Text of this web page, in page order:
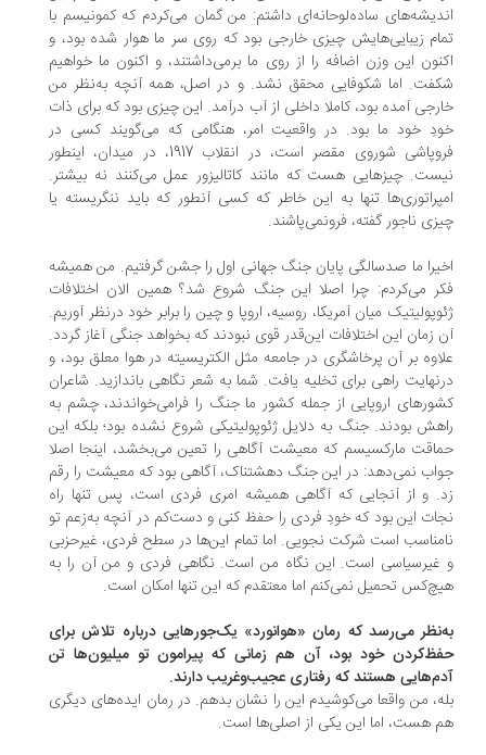
ساده‌لوحانه‌ای داشتم: من گمان می‌کردم که کمونیسم با
زیبایی‌هایش چیزی خارجی بود که روی سر ما هوار شده بود، و
این وزن اضافه را از روی ما برمی‌داشتند، و اکنون ما خواهیم
اما شکوفایی محقق نشد. و در اصل، همه آنچه به‌نظر من
آمده بود، کاملا داخلی از آب درآمد. این چیزی بود که برای ذات
خود ما بود. در واقعیت امر، هنگامی که می‌گویند کسی در
فروپاشی شوروی مقصر است، در انقلاب 1917، در میدان، اینطور
چیزهایی هست که مانند کاتالیزور عمل می‌کنند نه بیشتر.
تنها به این خاطر که کسی آنطور که باید ننگریسته یا
ناجور گفته، فرونمی‌پاشند.
ما صدسالگی پایان جنگ جهانی اول را جشن گرفتیم. من همیشه
می‌کردم: چرا اصلا این جنگ شروع شد؟ همین الان اختلافات
میان آمریکا، روسیه، اروپا و چین را برابر خود درنظر آوریم.
زمان این اختلافات این‌قدر قوی نبودند که بخواهد جنگی آغاز گردد.
بر آن پرخاشگری در جامعه مثل الکتریسیته در هوا معلق بود، و
راهی برای تخلیه یافت. شما به شعر نگاهی باندازید. شاعران
اروپایی از جمله کشور ما جنگ را فرامی‌خواندند، چشم به
بودند. جنگ به دلایل ژئوپولیتیکی شروع نشده بود؛ بلکه این
مارکسیسم که معیشت آگاهی را تعین می‌بخشد، اینجا اصلا
نمی‌دهد: در این جنگ دهشتناک، آگاهی بود که معیشت را رقم
و از آنجایی که آگاهی همیشه امری فردی است، پس تنها راه
این بود که خودِ فردی را حفظ کنی و دست‌کم در آنچه به‌زعم تو
است شرکت نجویی. اما تمام این‌ها در سطح فردی، غیرحزبی
است. این نگاه من است. نگاهی فردی و من آن را به
تحمیل نمی‌کنم اما معتقدم که این تنها امکان است.
می‌رسد که رمان «هوانورد» یک‌جورهایی درباره تلاش برای
خود بود، آن هم زمانی که پیرامون تو میلیون‌ها تن
هستند که رفتاری عجیب‌وغریب دارند.
من واقعا می‌کوشیدم این را نشان بدهم. در رمان ایده‌های دیگری
هست، اما این یکی از اصلی‌ها است.